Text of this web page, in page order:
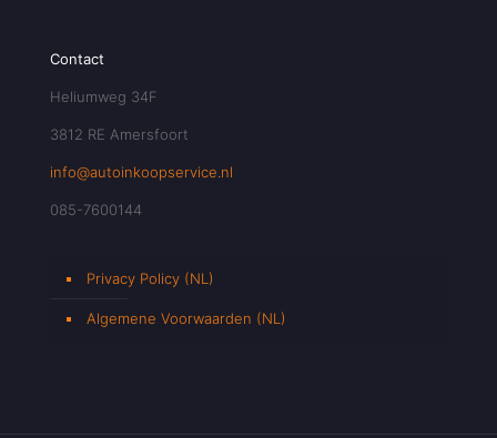
Contact
Heliumweg 34F
3812 RE Amersfoort
info@autoinkoopservice.nl
085-7600144
Privacy Policy (NL)
Algemene Voorwaarden (NL)